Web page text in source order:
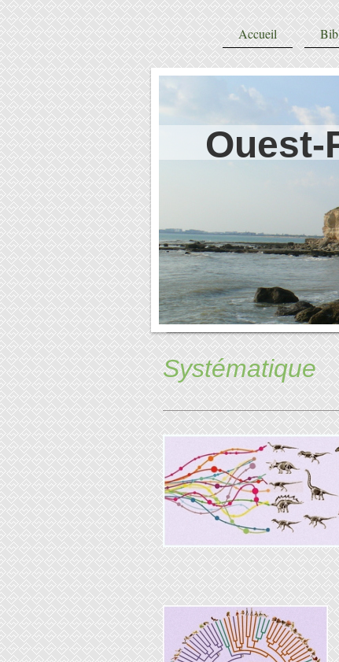
Accueil
Ouest-
Systématique